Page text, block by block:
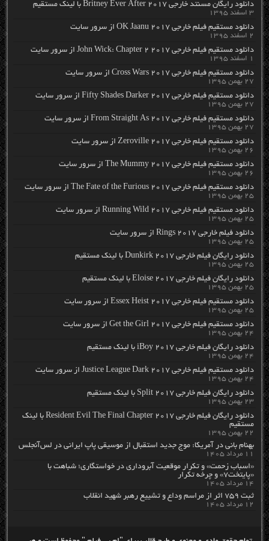
دانلود رایگان مسنتد خارجی Britney Ever After 2017 با لینک مستقیم
۳ اسفند ۱۳۹۵
دانلود مستقیم فیلم خارجی OK Jaanu 2017 از سرور سایت
۲ اسفند ۱۳۹۵
دانلود مستقیم فیلم خارجی John Wick: Chapter 2 2017 از سرور سایت
۱ اسفند ۱۳۹۵
دانلود مستقیم فیلم خارجی Cross Wars 2017 از سرور سایت
۲۷ بهمن ۱۳۹۵
دانلود مستقیم فیلم خارجی Fifty Shades Darker 2017 از سرور سایت
۲۷ بهمن ۱۳۹۵
دانلود مستقیم فیلم خارجی From Straight As 2017 از سرور سایت
۲۷ بهمن ۱۳۹۵
دانلود مستقیم فیلم خارجی Zeroville 2017 از سرور سایت
۲۶ بهمن ۱۳۹۵
دانلود مستقیم فیلم خارجی The Mummy 2017 از سرور سایت
۲۶ بهمن ۱۳۹۵
دانلود مستقیم فیلم خارجی The Fate of the Furious 2017 از سرور سایت
۲۵ بهمن ۱۳۹۵
دانلود مستقیم فیلم خارجی Running Wild 2017 از سرور سایت
۲۵ بهمن ۱۳۹۵
دانلود فیلم خارجی Rings 2017 از سرور سایت
۲۵ بهمن ۱۳۹۵
دانلود رایگان فیلم خارجی Dunkirk 2017 با لینک مستقیم
۲۵ بهمن ۱۳۹۵
دانلود رایگان فیلم خارجی Eloise 2017 با لینک مستقیم
۲۵ بهمن ۱۳۹۵
دانلود مستقیم فیلم خارجی Essex Heist 2017 از سرور سایت
۲۵ بهمن ۱۳۹۵
دانلود مستقیم فیلم خارجی Get the Girl 2017 از سرور سایت
۲۴ بهمن ۱۳۹۵
دانلود رایگان فیلم خارجی iBoy 2017 با لینک مستقیم
۲۴ بهمن ۱۳۹۵
دانلود مستقیم فیلم خارجی Justice League Dark 2017 از سرور سایت
۲۴ بهمن ۱۳۹۵
دانلود رایگان فیلم خارجی Split 2017 با لینک مستقیم
۲۳ بهمن ۱۳۹۵
دانلود رایگان فیلم خارجی Resident Evil The Final Chapter 2017 با لینک
مستقیم
۲۲ بهمن ۱۳۹۵
بهنام بانی در آمریکا: موج جدید استقبال از موسیقی پاپ ایرانی در لس‌آنجلس
۱۱ مرداد ۱۴۰۵
«اسباب زحمت» و تکرار موقعیت آبروداری در خواستگاری؛ شباهت با
«پایتخت۷» و چرخه تکرار
۱۴ مرداد ۱۴۰۵
ثبت ۷۵۹ اثر از مراسم وداع و تشییع رهبر شهید انقلاب
۱۲ مرداد ۱۴۰۵